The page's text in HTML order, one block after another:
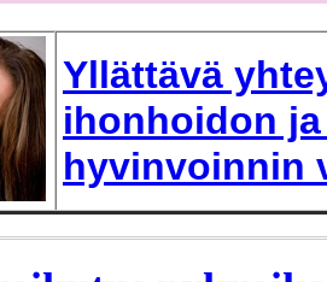
Yllättävä
ihonhoidon
hyvinvoinnin